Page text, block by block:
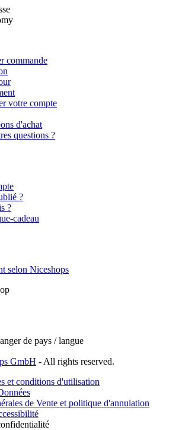
commande
votre compte
d'achat
questions ?
?
?
cadeau
selon Niceshops
de pays / langue
GmbH - All rights reserved.
et conditions d'utilisation
de Vente et politique d'annulation